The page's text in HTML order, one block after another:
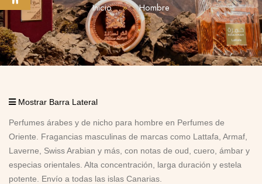
Inicio Hombre
Mostrar Barra Lateral
Perfumes árabes y de nicho para hombre en Perfumes de
Oriente. Fragancias masculinas de marcas como Lattafa, Armaf,
Laverne, Swiss Arabian y más, con notas de oud, cuero, ámbar y
especias orientales. Alta concentración, larga duración y estela
potente. Envío a todas las islas Canarias.